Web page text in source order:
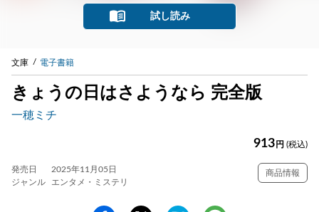
試し読み
文庫 電子書籍
きょうの日はさようなら 完全版
一穂ミチ
913 円 (税込)
発売日
2025年11月05日
ジャンル
エンタメ・ミステリ
商品情報